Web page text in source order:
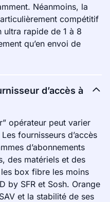
Néanmoins, la
compétitif
ultra rapide de 1 à 8
qu’en envoi de
d’accès à
opérateur peut varier
fournisseurs d’accès
d’abonnements
des matériels et des
box fibre les moins
by SFR et Sosh. Orange
et la stabilité de ses